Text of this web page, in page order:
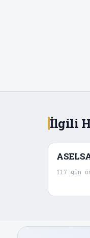
İlgili
117 gün